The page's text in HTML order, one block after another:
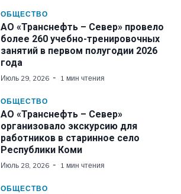
ОБЩЕСТВО
АО «Транснефть – Север» провело
более 260 учебно-тренировочных
занятий в первом полугодии 2026
года
Июль 29, 2026 1 мин чтения
ОБЩЕСТВО
АО «Транснефть – Север»
организовало экскурсию для
работников в старинное село
Республики Коми
Июль 28, 2026 1 мин чтения
ОБЩЕСТВО